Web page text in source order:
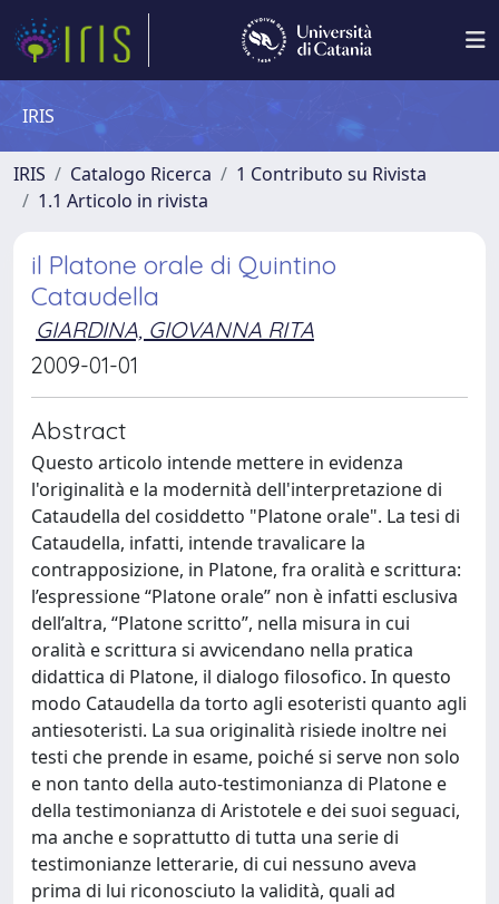
IRIS
IRIS Catalogo Ricerca
1 Contributo su Rivista
1.1 Articolo in rivista
il Platone orale di Quintino
Cataudella
GIARDINA, GIOVANNA RITA
2009-01-01
Abstract
Questo articolo intende mettere in evidenza
l'originalità e la modernità dell'interpretazione di
Cataudella del cosiddetto "Platone orale". La tesi di
Cataudella, infatti, intende travalicare la
contrapposizione, in Platone, fra oralità e scrittura:
l’espressione “Platone orale” non è infatti esclusiva
dell’altra, “Platone scritto”, nella misura in cui
oralità e scrittura si avvicendano nella pratica
didattica di Platone, il dialogo filosofico. In questo
modo Cataudella da torto agli esoteristi quanto agli
antiesoteristi. La sua originalità risiede inoltre nei
testi che prende in esame, poiché si serve non solo
e non tanto della auto-testimonianza di Platone e
della testimonianza di Aristotele e dei suoi seguaci,
ma anche e soprattutto di tutta una serie di
testimonianze letterarie, di cui nessuno aveva
prima di lui riconosciuto la validità, quali ad